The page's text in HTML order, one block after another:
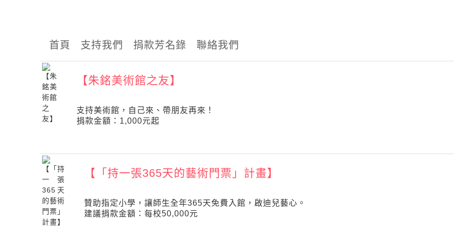
首頁 支持我們 捐款芳名錄 聯絡我們
【「持一張365天的藝術門票」計畫】
贊助指定小學，讓師生全年365天免費入館，啟迪兒藝心。
建議捐款金額：每校50,000元
【朱銘美術館之友】
支持美術館，自己來、帶朋友再來！
捐款金額：1,000元起